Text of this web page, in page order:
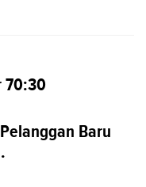
70:30
Baru